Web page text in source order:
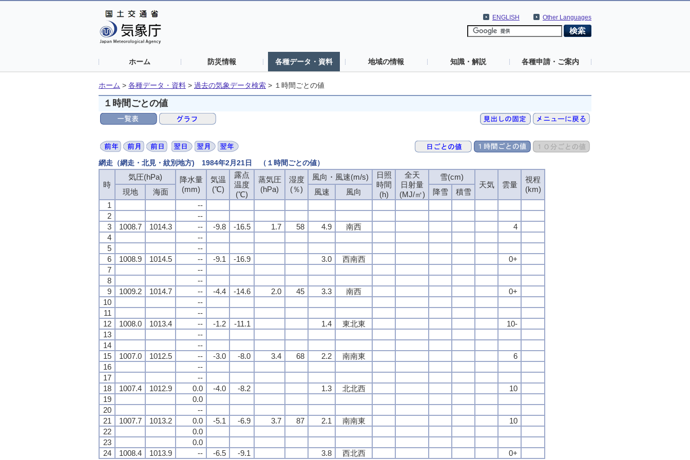
Other Languages
ENGLISH
ホーム 防災情報 各種データ・資料 地域の情報 知識・解説 各種申請・ご案内
ホーム > 各種データ・資料 > 過去の気象データ検索 > １時間ごとの値
１時間ごとの値
網走（網走・北見・紋別地方) 1984年2月21日 （１時間ごとの値）
時
気圧(hPa)
降水量
(mm)
気温
(℃)
露点
温度
(℃)
蒸気圧
(hPa)
湿度
(％)
風向・風速(m/s)
日照
時間
(h)
全天
日射量
(MJ/㎡)
雪(cm)
天気
雲量
視程
(km)
現地 海面 風速 風向 降雪
積雪
1
--
2
--
3
1008.7 1014.3 -- -9.8 -16.5 1.7 58 4.9 南西
4
4
--
5
--
6
1008.9 1014.5 -- -9.1 -16.9 3.0 西南西
0+
7
--
8
--
9
1009.2 1014.7 -- -4.4 -14.6 2.0 45 3.3 南西
0+
10
--
11
--
12
1008.0 1013.4 -- -1.2 -11.1 1.4 東北東
10-
13
--
14
--
15
1007.0 1012.5 -- -3.0 -8.0 3.4 68 2.2 南南東
6
16
--
17
--
18
1007.4 1012.9 0.0 -4.0 -8.2 1.3 北北西
10
19
0.0
20
--
21
1007.7 1013.2 0.0 -5.1 -6.9 3.7 87 2.1 南南東
10
22
0.0
23
0.0
24
1008.4 1013.9 -- -6.5 -9.1 3.8 西北西 0+